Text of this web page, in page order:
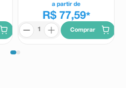
a partir de
R$ 77,59*
Comprar